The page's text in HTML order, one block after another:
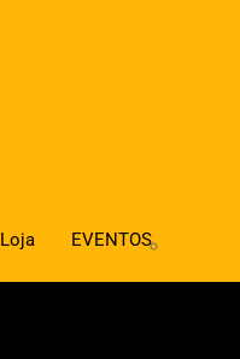
Loja EVENTOS